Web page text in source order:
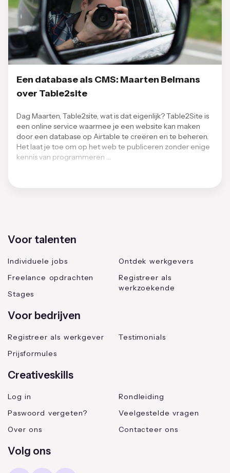
Een database als CMS: Maarten Belmans
over Table2site
Dag Maarten, Table2site, wat is dat eigenlijk? Table2Site is
een online service waarmee je een website kan maken
door een database op Airtable te creëren en te beheren.
Het laat je toe om op het web te publiceren zonder enige
kennis van programmeren …
Voor talenten
Individuele jobs
Freelance opdrachten
Stages
Ontdek werkgevers
Registreer als
werkzoekende
Voor bedrijven
Registreer als werkgever
Prijsformules
Testimonials
Creativeskills
Log in
Paswoord vergeten?
Over ons
Rondleiding
Veelgestelde vragen
Contacteer ons
Volg ons